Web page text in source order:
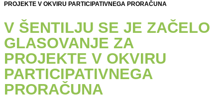
PROJEKTE V OKVIRU PARTICIPATIVNEGA PRORAČUNA
V ŠENTILJU SE JE ZAČELO
GLASOVANJE ZA
PROJEKTE V OKVIRU
PARTICIPATIVNEGA
PRORAČUNA